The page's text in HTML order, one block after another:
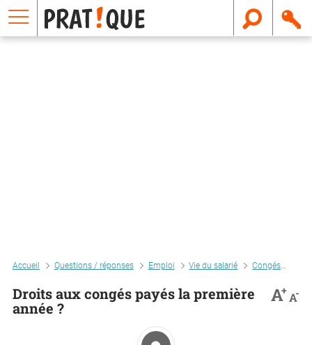
Accueil Questions / réponses Emploi Vie du salarié Congés
Droits aux congés payés la première
année ?
A+A-
E
m
a